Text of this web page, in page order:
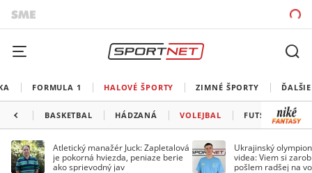
FORMULA 1 HALOVÉ ŠPORTY ZIMNÉ ŠPORTY
BASKETBAL HÁDZANÁ VOLEJBAL FUTSAL
Atletický manažér Juck: Zapletalová
je pokorná hviezda, peniaze berie
ako sprievodný jav
Ukrajinský
videa: Viem si
pošlem radšej na